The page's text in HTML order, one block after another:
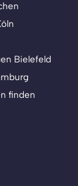
Bielefeld
finden